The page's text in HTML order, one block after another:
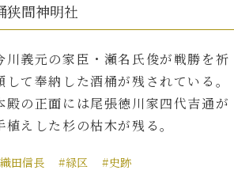
狭間神明社
川義元の家臣・瀬名氏俊が戦勝を祈
して奉納した酒桶が残されている。
殿の正面には尾張徳川家四代吉通が
植えした杉の枯木が残る。
田信長 #緑区 #史跡